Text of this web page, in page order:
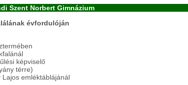
Szent Norbert Gimnázium
évfordulóján
képviselő
térre)
emléktáblájánál